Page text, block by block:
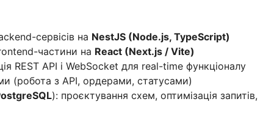
сервісів на NestJS (Node.js, TypeScript)
частини на React (Next.js / Vite)
REST API і WebSocket для real-time функціоналу
(робота з API, ордерами, статусами)
): проєктування схем, оптимізація запитів,